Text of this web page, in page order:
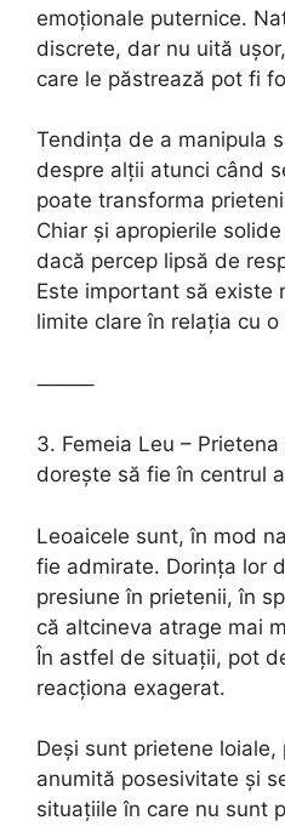
emoționale puternice.
discrete, dar nu uită
care le păstrează pot fi
Tendința de a manipula
despre alții atunci când
poate transforma
Chiar și apropierile
dacă percep lipsă de
Este important să existe
limite clare în relația cu
⸻
3. Femeia Leu –
dorește să fie în centrul
Leoaicele sunt, în mod
fie admirate. Dorința lor
presiune în prietenii, în
că altcineva atrage mai
În astfel de situații, pot
reacționa exagerat.
Deși sunt prietene
anumită posesivitate și
situațiile în care nu sunt